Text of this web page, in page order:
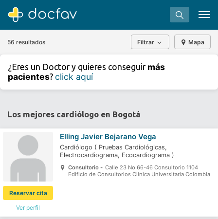
Buscar
¿Eres un doctor?
56 resultados Filtrar Mapa
¿Eres un Doctor y quieres conseguir más
pacientes? click aquí
Los mejores cardiólogo en Bogotá
Ver perfil
Reservar cita
Elling Javier Bejarano Vega
Cardiólogo ( Pruebas Cardiológicas,
Electrocardiograma, Ecocardiograma )
Consultorio - Calle 23 No 66-46 Consultorio 1104
Edificio de Consultorios Clinica Universitaria Colombia
⇧
©
contributors.